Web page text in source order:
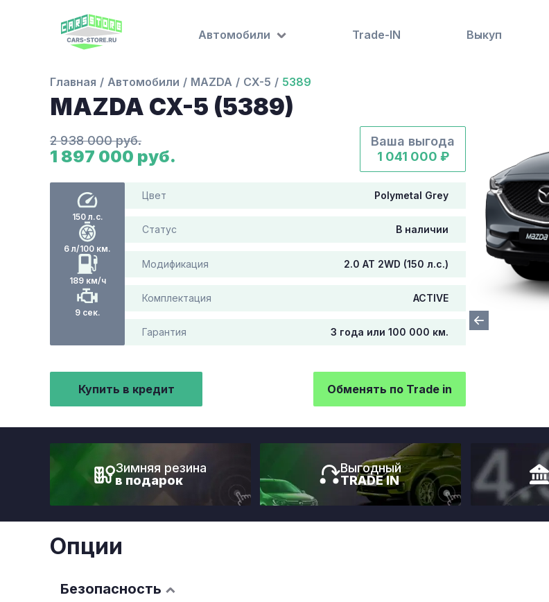
Автомобили Trade-IN Выкуп
Главная Автомобили MAZDA CX-5 5389
MAZDA CX-5 (5389)
2 938 000 руб.
1 897 000 руб.
Ваша выгода
1 041 000 ₽
150 л.с.
6 л/100 км.
189 км/ч
9 сек.
Цвет Polymetal Grey
Статус В наличии
Модификация 2.0 AT 2WD (150 л.с.)
Комплектация ACTIVE
Гарантия 3 года или 100 000 км.
Купить в кредит Обменять по Trade in
Зимняя резина
в подарок
Выгодный
TRADE IN
Опции
Безопасность